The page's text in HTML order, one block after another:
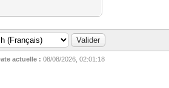
actuelle : 08/08/2026, 02:01:18